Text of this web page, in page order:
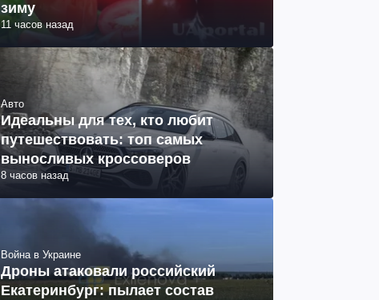
зиму
11 часов назад
Авто
Идеальны для тех, кто любит
путешествовать: топ самых
выносливых кроссоверов
8 часов назад
Война в Украине
Дроны атаковали российский
Екатеринбург: пылает состав